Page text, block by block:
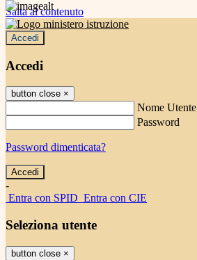
Salta al contenuto
Accedi
Accedi
button close ×
Nome Utente
Password
Password dimenticata?
-
Entra con SPID Entra con CIE
Seleziona utente
button close ×